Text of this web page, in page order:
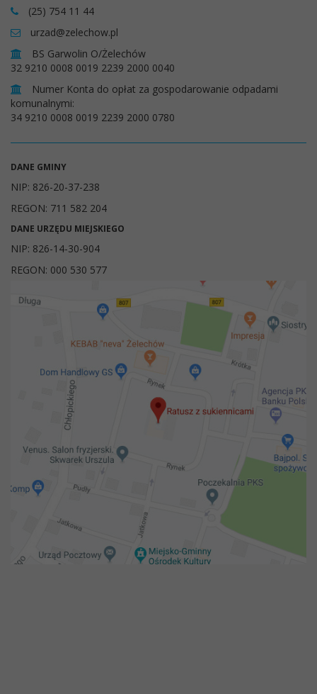
(25) 754 11 44
urzad@zelechow.pl
BS Garwolin O/Żelechów
32 9210 0008 0019 2239 2000 0040
Numer Konta do opłat za gospodarowanie odpadami
komunalnymi:
34 9210 0008 0019 2239 2000 0780
DANE GMINY
NIP: 826-20-37-238
REGON: 711 582 204
DANE URZĘDU MIEJSKIEGO
NIP: 826-14-30-904
REGON: 000 530 577